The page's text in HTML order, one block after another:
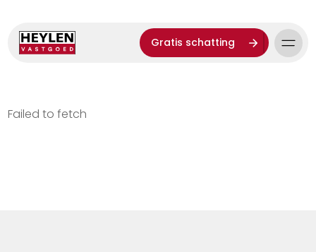
Gratis schatting
Failed to fetch